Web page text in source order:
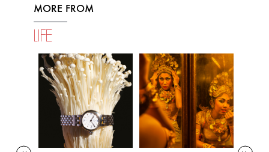
MORE FROM
LIFE